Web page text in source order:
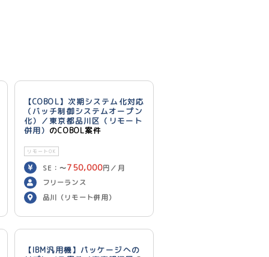
【COBOL】次期システム化対応
（バッチ制御システムオープン
化）／東京都品川区（リモート
併用） のCOBOL案件
リモートOK
SE：〜750,000円／月
PG：〜700,000
フリーランス
品川（リモート併用）
【IBM汎用機】パッケージへの